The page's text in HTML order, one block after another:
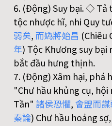
6. (Động) Suy bại. ◇ Tả
tộc nhược hĩ, nhi Quy
弱矣, 而媯將始昌 (Chiêu
年) Tộc Khương suy bại
bắt đầu hưng thịnh.
7. (Động) Xâm hại, phá
"Chư hầu khủng cụ,
Tần" 諸侯恐懼, 會盟而謀
秦論) Chư hầu hoảng